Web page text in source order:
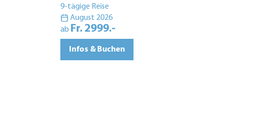
9-tägige Reise
August 2026
ab Fr. 2999.-
Infos & Buchen